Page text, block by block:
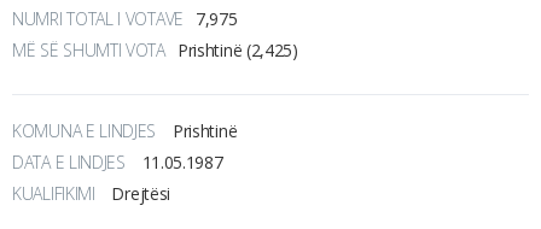
NUMRI TOTAL I VOTAVE
7,975
MË SË SHUMTI VOTA Prishtinë (2,425)
KOMUNA E LINDJES
Prishtinë
DATA E LINDJES
11.05.1987
KUALIFIKIMI
Drejtësi